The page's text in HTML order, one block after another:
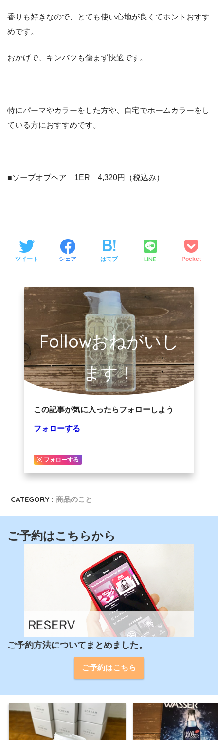
香りも好きなので、とても使い心地が良くてホントおすす
めです。
おかげで、キンパツも傷まず快適です。
特にパーマやカラーをした方や、自宅でホームカラーをし
ている方におすすめです。
■ソープオブヘア 1ER 4,320円（税込み）
ツイート シェア はてブ LINE Pocket
Followおねがいし
ます！
この記事が気に入ったらフォローしよう
フォローする
フォローする
CATEGORY : 商品のこと
ご予約はこちらから
ご予約方法についてまとめました。
ご予約はこちら